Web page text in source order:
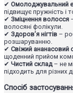
✔ Омолоджувальний
підвищує пружність і
✔ Зміцнення волосся
волосяні фолікули.
✔ Здоров’я нігтів –
розшаруванню.
✔ Свіжий ананасовий
щоденний прийом
✔ Чистий склад– не
підходить для різних
Спосіб